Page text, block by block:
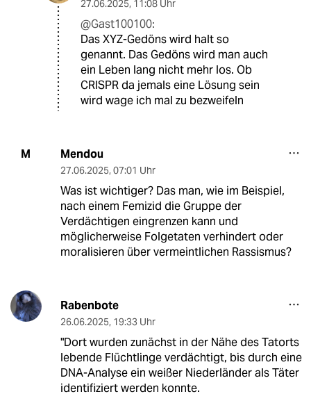
27.06.2025, 11:08 Uhr
@Gast100100:
Das XYZ-Gedöns wird halt so
genannt. Das Gedöns wird man auch
ein Leben lang nicht mehr los. Ob
CRISPR da jemals eine Lösung sein
wird wage ich mal zu bezweifeln
M Mendou
27.06.2025, 07:01 Uhr
Was ist wichtiger? Das man, wie im Beispiel,
nach einem Femizid die Gruppe der
Verdächtigen eingrenzen kann und
möglicherweise Folgetaten verhindert oder
moralisieren über vermeintlichen Rassismus?
Rabenbote
26.06.2025, 19:33 Uhr
"Dort wurden zunächst in der Nähe des Tatorts
lebende Flüchtlinge verdächtigt, bis durch eine
DNA-Analyse ein weißer Niederländer als Täter
identifiziert werden konnte.